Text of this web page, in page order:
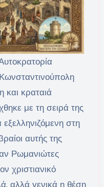
και κραταιά
με τη σειρά της
στη
αυτής της
Ρωμανιώτες
χριστιανικό
αλλά γενικά η θέση